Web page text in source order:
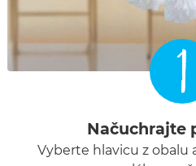
1
Načuchrajte
Vyberte hlavicu z obalu